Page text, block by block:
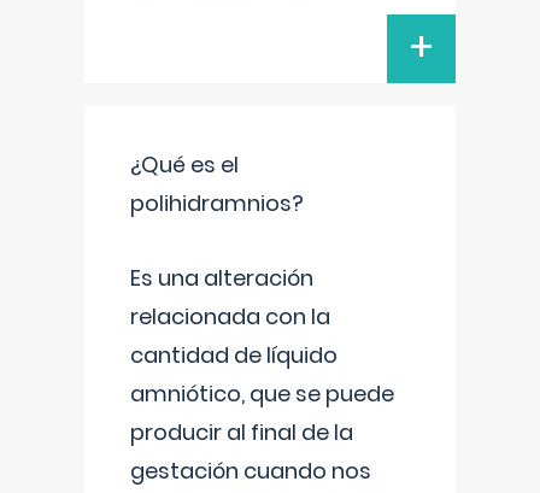
+
¿Qué es el
polihidramnios?
Es una alteración
relacionada con la
cantidad de líquido
amniótico, que se puede
producir al final de la
gestación cuando nos